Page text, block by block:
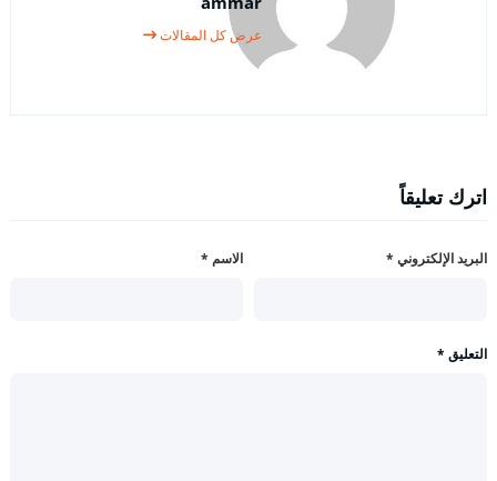
عرض كل المقالات
اترك تعليقاً
الاسم * البريد الإلكتروني *
التعليق *